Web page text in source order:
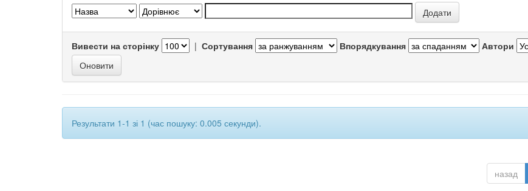
Вивести на сторінку | Сортування Впорядкування Автори
Результати 1-1 зі 1 (час пошуку: 0.005 секунди).
назад